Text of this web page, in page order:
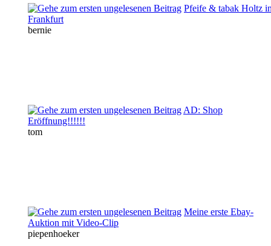
Pfeife & tabak Holtz
Frankfurt
bernie
AD: Shop
Eröffnung!!!!!!
tom
Meine erste Ebay-
Auktion mit Video-Clip
piepenhoeker